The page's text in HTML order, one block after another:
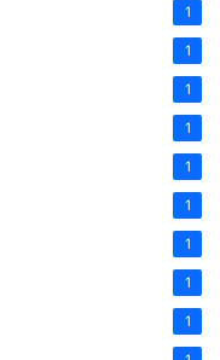
1
1
1
1
1
1
1
1
1